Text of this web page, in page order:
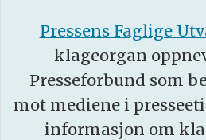
Pressens Faglige
klageorgan
Presseforbund som
mot mediene i
informasjon om